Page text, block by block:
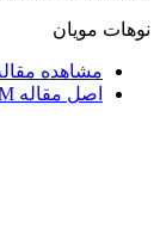
نوهات مویان
مشاهده
اصل مقاله